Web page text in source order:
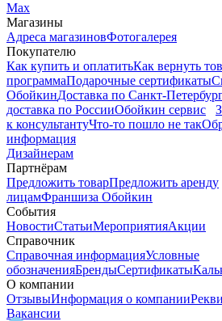
Max
Магазины
Адреса магазиновФотогалерея
Покупателю
Как купить и оплатитьКак вернуть
программаПодарочные сертификаты
ОбойкинДоставка по Санкт-
доставка по РоссииОбойкин сервис
к консультантуЧто-то пошло не так
информация
Дизайнерам
Партнёрам
Предложить товарПредложить аренду
лицамФраншиза Обойкин
События
НовостиСтатьиМероприятияАкции
Справочник
Справочная информацияУсловные
обозначенияБрендыСертификаты
О компании
ОтзывыИнформация о компании
Вакансии